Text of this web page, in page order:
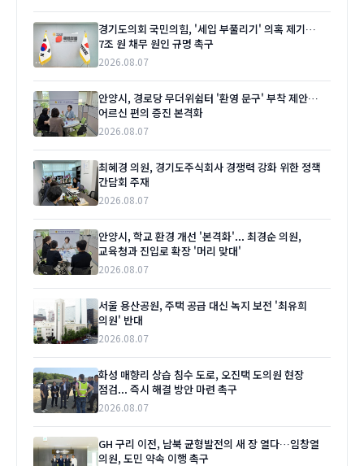
경기도의회 국민의힘, '세입 부풀리기' 의혹 제기…
7조 원 채무 원인 규명 촉구
2026.08.07
안양시, 경로당 무더위쉼터 '환영 문구' 부착 제안…
어르신 편의 증진 본격화
2026.08.07
최혜경 의원, 경기도주식회사 경쟁력 강화 위한 정책
간담회 주재
2026.08.07
안양시, 학교 환경 개선 '본격화'... 최경순 의원,
교육청과 진입로 확장 '머리 맞대'
2026.08.07
서울 용산공원, 주택 공급 대신 녹지 보전 '최유희
의원' 반대
2026.08.07
화성 매향리 상습 침수 도로, 오진택 도의원 현장
점검... 즉시 해결 방안 마련 촉구
2026.08.07
GH 구리 이전, 남북 균형발전의 새 장 열다…임창열
의원, 도민 약속 이행 촉구